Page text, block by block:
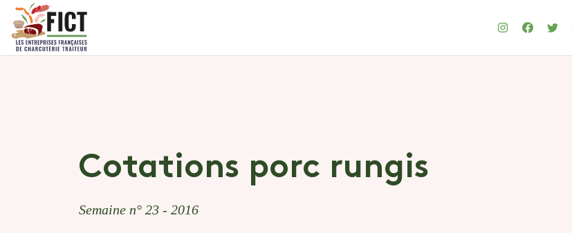
Cotations porc rungis
Semaine n° 23 - 2016